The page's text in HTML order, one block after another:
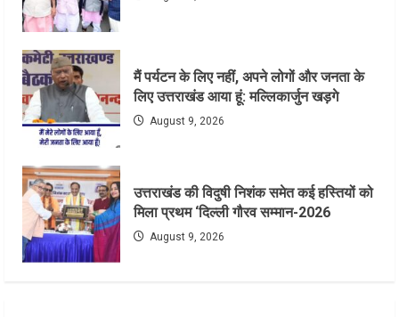
मैं पर्यटन के लिए नहीं, अपने लोगों और जनता के
लिए उत्तराखंड आया हूं: मल्लिकार्जुन खड़गे
August 9, 2026
उत्तराखंड की विदुषी निशंक समेत कई हस्तियों को
मिला प्रथम ‘दिल्ली गौरव सम्मान-2026
August 9, 2026